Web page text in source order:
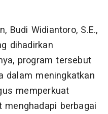
Budi Widiantoro, S.E.,
dihadirkan
program tersebut
dalam meningkatkan
memperkuat
berbagai